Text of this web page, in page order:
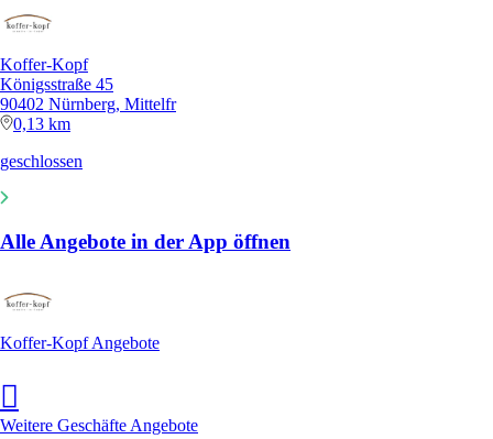
Koffer-Kopf
Königsstraße 45
90402 Nürnberg, Mittelfr
0,13 km
geschlossen
Alle Angebote in der App öffnen
Koffer-Kopf Angebote
Weitere Geschäfte Angebote